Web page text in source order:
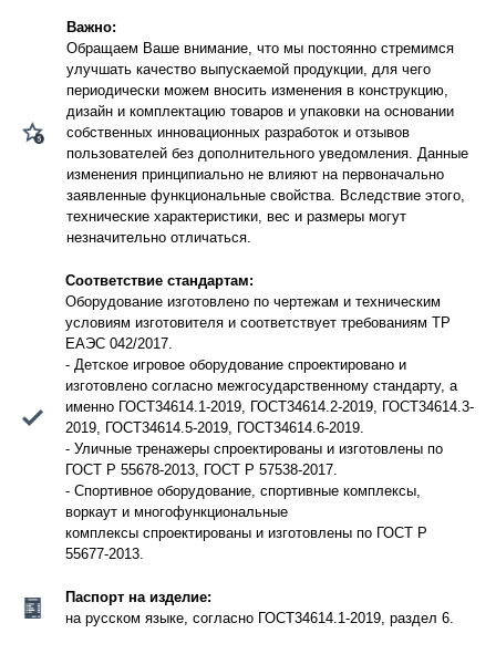
Важно:
Обращаем Ваше внимание, что мы постоянно стремимся
улучшать качество выпускаемой продукции, для чего
периодически можем вносить изменения в конструкцию,
дизайн и комплектацию товаров и упаковки на основании
собственных инновационных разработок и отзывов
пользователей без дополнительного уведомления. Данные
изменения принципиально не влияют на первоначально
заявленные функциональные свойства. Вследствие этого,
технические характеристики, вес и размеры могут
незначительно отличаться.
Соответствие стандартам:
Оборудование изготовлено по чертежам и техническим
условиям изготовителя и соответствует требованиям ТР
ЕАЭС 042/2017.
- Детское игровое оборудование спроектировано и
изготовлено согласно межгосударственному стандарту, а
именно ГОСТ34614.1-2019, ГОСТ34614.2-2019, ГОСТ34614.3-
2019, ГОСТ34614.5-2019, ГОСТ34614.6-2019.
- Уличные тренажеры спроектированы и изготовлены по
ГОСТ Р 55678-2013, ГОСТ Р 57538-2017.
- Спортивное оборудование, спортивные комплексы,
воркаут и многофункциональные
комплексы спроектированы и изготовлены по ГОСТ Р
55677-2013.
Паспорт на изделие:
на русском языке, согласно ГОСТ34614.1-2019, раздел 6.